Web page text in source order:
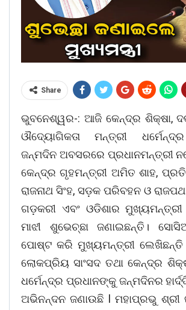
Share
ଭୁବନେଶ୍ୱର-: ଆଜି କେନ୍ଦ୍ର ଶିକ୍ଷା,
ଔଦ୍ୟୋଗିକତା ମନ୍ତ୍ରୀ
ଜନ୍ମଦିନ ଅବସରରେ ପ୍ରଧାନମନ୍ତ୍ରୀ
କେନ୍ଦ୍ର ଗୃହମନ୍ତ୍ରୀ ଅମିତ ଶାହ,
ରାଜନାଥ ସିଂହ, ସଡ଼କ ପରିବହନ ଓ
ଗଡ଼କରୀ ଏବଂ ଓଡିଶାର
ମାଝୀ ଶୁଭେଚ୍ଛା ଜଣାଇଛନ୍ତି।
ପୋଷ୍ଟ କରି ମୁଖ୍ୟମନ୍ତ୍ରୀ
ଲୋକପ୍ରିୟ ସାଂସଦ ତଥା କେନ୍ଦ୍ର
ଧର୍ମେନ୍ଦ୍ର ପ୍ରଧାନଙ୍କୁ ଜନ୍ମଦିନର
ଅଭିନନ୍ଦନ ଜଣାଉଛି l ମହାପ୍ରଭୁ ଶ୍ରୀ